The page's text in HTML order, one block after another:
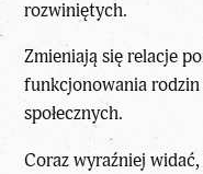
rozwiniętych.
Zmieniają się relacje
funkcjonowania
społecznych.
Coraz wyraźniej